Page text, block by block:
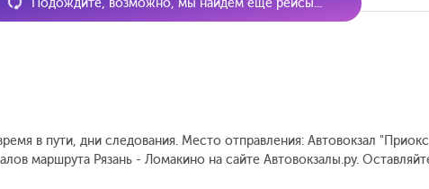
в пути, дни следования. Место отправления: Автовокзал
маршрута Рязань - Ломакино на сайте Автовокзалы.ру.
Подождите, возможно, мы найдём ещё рейсы...